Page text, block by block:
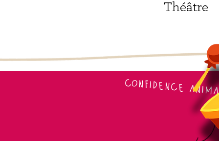
Théâtre
confidence